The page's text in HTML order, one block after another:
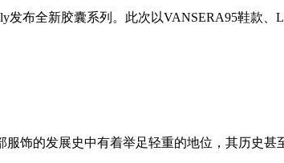
布全新胶囊系列。此次以VANSERA95鞋款、
饰的发展史中有着举足轻重的地位，其历史甚